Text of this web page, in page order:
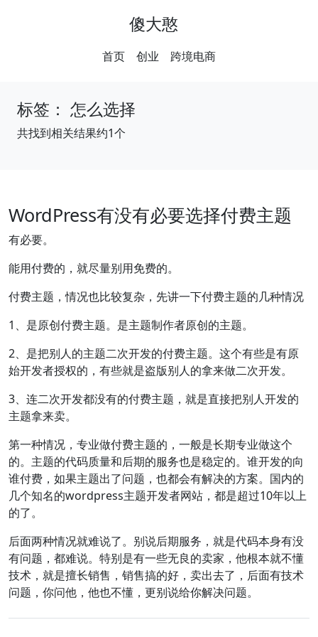
傻大憨
首页 创业 跨境电商
标签： 怎么选择
共找到相关结果约1个
WordPress有没有必要选择付费主题
有必要。
能用付费的，就尽量别用免费的。
付费主题，情况也比较复杂，先讲一下付费主题的几种情况
1、是原创付费主题。是主题制作者原创的主题。
2、是把别人的主题二次开发的付费主题。这个有些是有原
始开发者授权的，有些就是盗版别人的拿来做二次开发。
3、连二次开发都没有的付费主题，就是直接把别人开发的
主题拿来卖。
第一种情况，专业做付费主题的，一般是长期专业做这个
的。主题的代码质量和后期的服务也是稳定的。谁开发的向
谁付费，如果主题出了问题，也都会有解决的方案。国内的
几个知名的wordpress主题开发者网站，都是超过10年以上
的了。
后面两种情况就难说了。别说后期服务，就是代码本身有没
有问题，都难说。特别是有一些无良的卖家，他根本就不懂
技术，就是擅长销售，销售搞的好，卖出去了，后面有技术
问题，你问他，他也不懂，更别说给你解决问题。